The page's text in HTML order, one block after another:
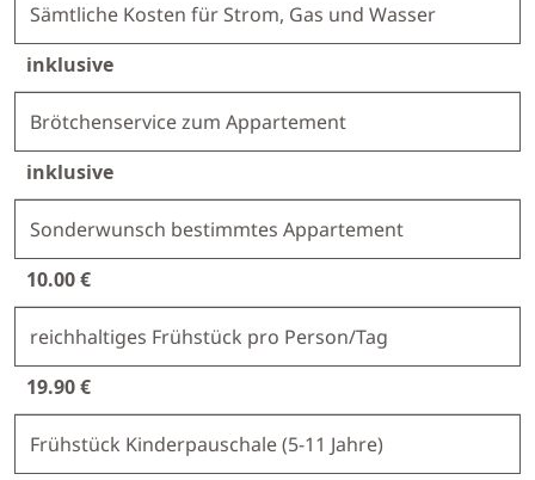
Sämtliche Kosten für Strom, Gas und Wasser
inklusive
Brötchenservice zum Appartement
inklusive
Sonderwunsch bestimmtes Appartement
10.00 €
reichhaltiges Frühstück pro Person/Tag
19.90 €
Frühstück Kinderpauschale (5-11 Jahre)